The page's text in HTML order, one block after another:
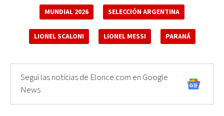
MUNDIAL 2026 SELECCIÓN ARGENTINA
LIONEL SCALONI LIONEL MESSI PARANÁ
Seguí las noticias de Elonce.com en Google
News